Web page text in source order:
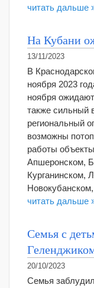
читать дальше
На Кубани
13/11/2023
В
ноября 2023
ноября
также сильный
региональный
возможны
работы
Апшеронском,
Курганинском,
читать дальше
Семья с
20/10/2023
Семья